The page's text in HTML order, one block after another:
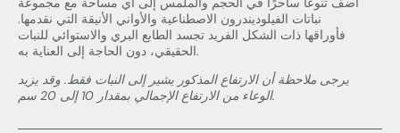
أضف تنوعًا ساحرًا في الحجم والملمس إلى أي مساحة مع مجموعة
نباتات الفيلوديندرون الاصطناعية والأواني الأنيقة التي نقدمها.
فأوراقها ذات الشكل الفريد تجسد الطابع البري والاستوائي للنبات
الحقيقي، دون الحاجة إلى العناية به.
يرجى ملاحظة أن الارتفاع المذكور يشير إلى النبات فقط. وقد يزيد
الوعاء من الارتفاع الإجمالي بمقدار 10 إلى 20 سم.